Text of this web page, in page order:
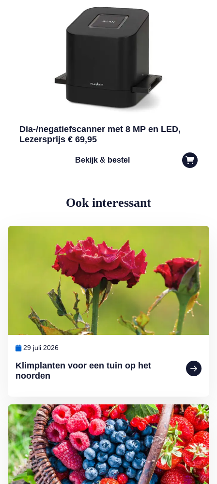
Dia-/negatiefscanner met 8 MP en LED,
Lezersprijs € 69,95
Bekijk & bestel
Ook interessant
Klimplanten voor een tuin op het
noorden
29 juli 2026
Lees meer over Klimplanten voor een tuin op het noorden
Lees meer over Klein maar fijn: kleinfruit kweken in de (moes)tuin